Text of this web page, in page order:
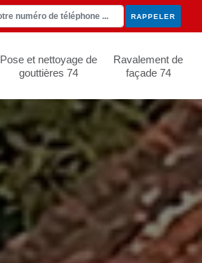
Pose et nettoyage de
gouttières 74
Ravalement de
façade 74